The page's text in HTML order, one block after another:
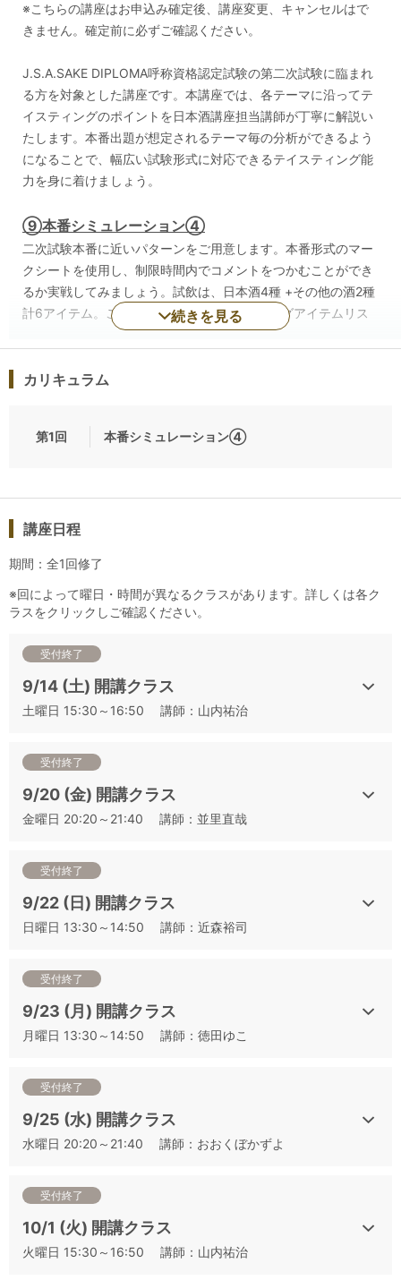
※こちらの講座はお申込み確定後、講座変更、キャンセルはで
きません。確定前に必ずご確認ください。
J.S.A.SAKE DIPLOMA呼称資格認定試験の第二次試験に臨まれ
る方を対象とした講座です。本講座では、各テーマに沿ってテ
イスティングのポイントを日本酒講座担当講師が丁寧に解説い
たします。本番出題が想定されるテーマ毎の分析ができるよう
になることで、幅広い試験形式に対応できるテイスティング能
力を身に着けましょう。
⑨本番シミュレーション④
二次試験本番に近いパターンをご用意します。本番形式のマー
クシートを使用し、制限時間内でコメントをつかむことができ
るか実戦してみましょう。試飲は、日本酒4種 +その他の酒2種
計6アイテム。ご受講者へ資料「テイスティングアイテムリス
ト、模範解答」をデジタルデータ（PDF形式）にて配布しま
SAKE DIPLOMA 二次試験対策講座 講座一覧 日程順
①アルコール添加の見極め方を学ぶ1
③香りの特徴を掴む
④酒母による違い
⑤焼酎、泡盛
⑦本番シミュレーション②
⑧本番シミュレーション③
⑨本番シミュレーション④
⑩論述試験対策
検索用コード: jsa_sake_simulation4
続きを見る
カリキュラム
第1回 本番シミュレーション④
講座日程
期間：全1回修了
※回によって曜日・時間が異なるクラスがあります。詳しくは各ク
ラスをクリックしご確認ください。
受付終了
9/14 (土) 開講クラス
土曜日 15:30～16:50 講師：山内祐治
受付終了
9/20 (金) 開講クラス
金曜日 20:20～21:40 講師：並里直哉
受付終了
9/22 (日) 開講クラス
日曜日 13:30～14:50 講師：近森裕司
受付終了
9/23 (月) 開講クラス
月曜日 13:30～14:50 講師：徳田ゆこ
受付終了
9/25 (水) 開講クラス
水曜日 20:20～21:40 講師：おおくぼかずよ
受付終了
10/1 (火) 開講クラス
火曜日 15:30～16:50 講師：山内祐治